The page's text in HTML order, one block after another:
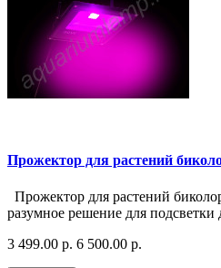
Прожектор для растений
Прожектор для растений
разумное решение для подсветки
3 499.00 р. 6 500.00 р.